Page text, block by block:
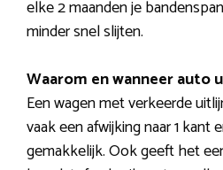
elke 2 maanden je
minder snel slijten.
Waarom en wanneer auto
Een wagen met verkeerde
vaak een afwijking naar 1 kant
gemakkelijk. Ook geeft het